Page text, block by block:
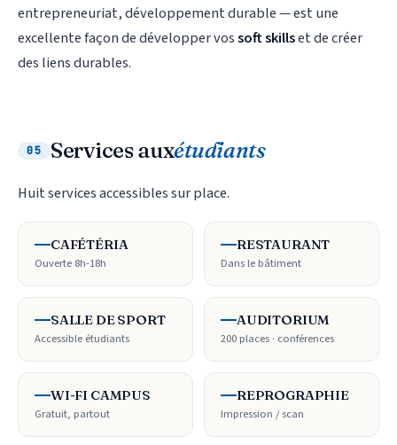
entrepreneuriat, développement durable — est une
excellente façon de développer vossoft skillset de créer
des liens durables.
05 Services auxétudiants
Huit services accessibles sur place.
CAFÉTÉRIA
Ouverte 8h-18h
RESTAURANT
Dans le bâtiment
SALLE DE SPORT
Accessible étudiants
AUDITORIUM
200 places · conférences
WI-FI CAMPUS
Gratuit, partout
REPROGRAPHIE
Impression / scan